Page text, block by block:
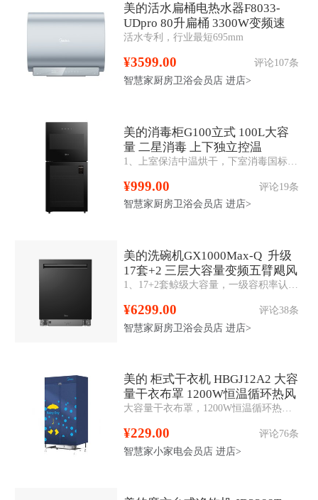
美的活水扁桶电热水器F8033-
UDpro 80升扁桶 3300W变频速
热 一级能效
活水专利，行业最短695mm
¥3599.00
评论107条
智慧家厨房卫浴会员店 进店>
美的消毒柜G100立式 100L大容
量 二星消毒 上下独立控温
¥999.00
评论19条
智慧家厨房卫浴会员店 进店>
美的洗碗机GX1000Max-Q 升级
17套+2 三层大容量变频五臂飓风
洗 105℃热风烘干
¥6299.00
评论38条
智慧家厨房卫浴会员店 进店>
美的 柜式干衣机 HBGJ12A2 大容
量干衣布罩 1200W恒温循环热风
¥229.00
评论76条
智慧家小家电会员店 进店>